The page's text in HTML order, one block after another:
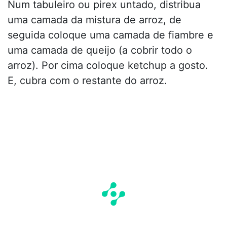
Num tabuleiro ou pirex untado, distribua
uma camada da mistura de arroz, de
seguida coloque uma camada de fiambre e
uma camada de queijo (a cobrir todo o
arroz). Por cima coloque ketchup a gosto.
E, cubra com o restante do arroz.